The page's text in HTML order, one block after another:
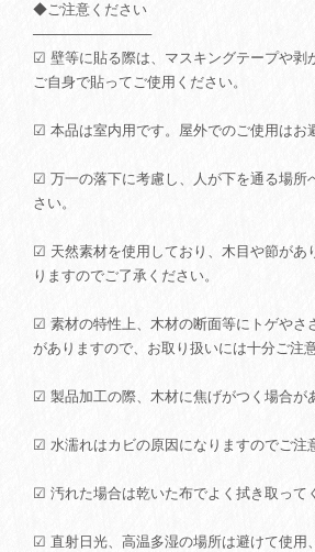
◆ご注意ください
────────────
☑ 壁等に貼る際は、マスキングテープや剥
ご自身で貼ってご使用ください。
☑ 本品は室内用です。屋外でのご使用はお
☑ 万一の落下に考慮し、人が下を通る場所
さい。
☑ 天然素材を使用しており、木目や節があ
りますのでご了承ください。
☑ 素材の特性上、木材の断面等にトゲやさ
がありますので、お取り扱いには十分ご注
☑ 製品加工の際、木材に焦げがつく場合が
☑ 水濡れはカビの原因になりますのでご注
☑ 汚れた場合は乾いた布でよく拭き取って
☑ 直射日光、高温多湿の場所は避けて使用